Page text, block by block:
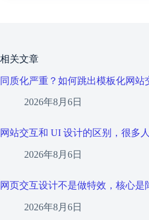
相关文章
同质化严重？如何跳出模板化网站
2026年8月6日
网站交互和 UI 设计的区别，很多
2026年8月6日
网页交互设计不是做特效，核心是
2026年8月6日